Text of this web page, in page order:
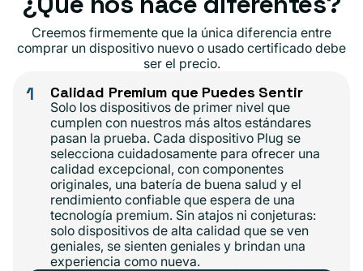
Creemos firmemente que la única diferencia entre
comprar un dispositivo nuevo o usado certificado debe
ser el precio.
1 Calidad Premium que Puedes Sentir
Solo los dispositivos de primer nivel que
cumplen con nuestros más altos estándares
pasan la prueba. Cada dispositivo Plug se
selecciona cuidadosamente para ofrecer una
calidad excepcional, con componentes
originales, una batería de buena salud y el
rendimiento confiable que espera de una
tecnología premium. Sin atajos ni conjeturas:
solo dispositivos de alta calidad que se ven
geniales, se sienten geniales y brindan una
experiencia como nueva.